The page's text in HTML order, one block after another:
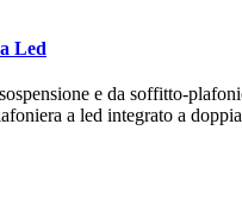
Led
e da soffitto-
a led integrato a